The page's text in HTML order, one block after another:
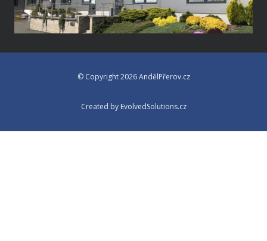
© Copyright 2026 AndělPřerov.cz
Created by EvolvedSolutions.cz